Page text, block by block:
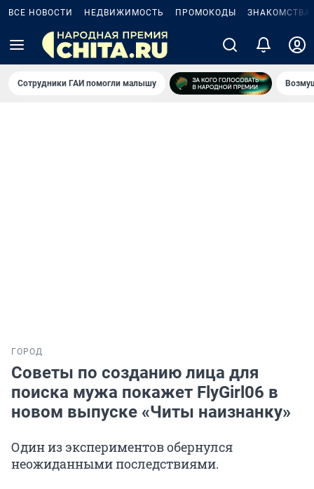
ВСЕ НОВОСТИ НЕДВИЖИМОСТЬ ПРОМОКОДЫ ЗНАКОМСТВА
Сотрудники ГАИ помогли малышу
ГОРОД
Советы по созданию лица для
поиска мужа покажет FlyGirl06 в
новом выпуске «Читы наизнанку»
Один из экспериментов обернулся
неожиданными последствиями.